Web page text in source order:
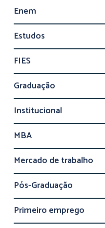
Enem
Estudos
FIES
Graduação
Institucional
MBA
Mercado de trabalho
Pós-Graduação
Primeiro emprego